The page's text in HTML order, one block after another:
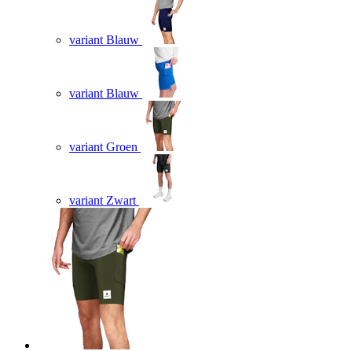
variant Blauw
variant Blauw
variant Groen
variant Zwart